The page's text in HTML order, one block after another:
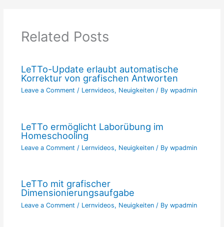
Related Posts
LeTTo-Update erlaubt automatische
Korrektur von grafischen Antworten
Leave a Comment / Lernvideos, Neuigkeiten/ By wpadmin
LeTTo ermöglicht Laborübung im
Homeschooling
Leave a Comment / Lernvideos, Neuigkeiten/ By wpadmin
LeTTo mit grafischer
Dimensionierungsaufgabe
Leave a Comment / Lernvideos, Neuigkeiten/ By wpadmin